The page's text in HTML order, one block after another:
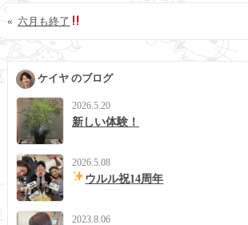
« 六月も終了
ケイヤ のブログ
2026.5.20
新しい体験！
2026.5.08
ウルル祝14周年
2023.8.06